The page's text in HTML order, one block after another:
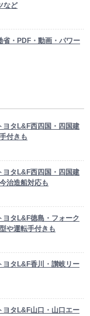
など
省・PDF・動画・パワー
ヨタL&F西四国・四国建
付きも
ヨタL&F西四国・四国建
治造船対応も
タL&F徳島・フォーク
や運転手付きも
ヨタL&F香川・讃岐リー
ヨタL&F山口・山口エー